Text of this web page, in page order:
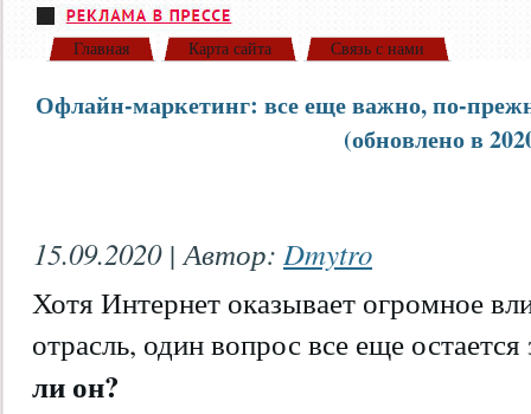
Главная Карта сайта Связь с нами
Офлайн-маркетинг: все еще важно, по-
(обновлено в
15.09.2020 | Автор: Dmytro
Хотя Интернет оказывает огромное
отрасль, один вопрос все еще
ли он?